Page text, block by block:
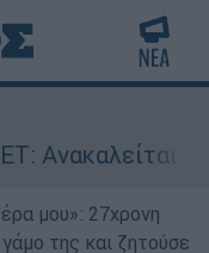
Ανακαλείται
μου»: 27χρονη
της και ζητούσε